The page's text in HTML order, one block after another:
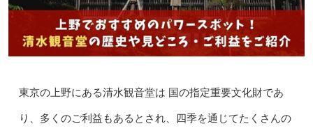
東京の上野にある清水観音堂は 国の指定重要文化財であ
り、多くのご利益もあるとされ、四季を通じてたくさんの